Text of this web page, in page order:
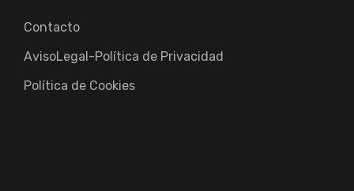
Contacto
AvisoLegal-Política de Privacidad
Política de Cookies